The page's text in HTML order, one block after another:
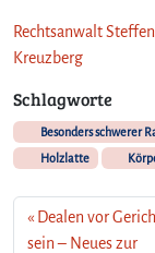
Rechtsanwalt
Kreuzberg
Schlagworte
Besonders schwerer
Holzlatte
Dealen vor
sein – Neues zur